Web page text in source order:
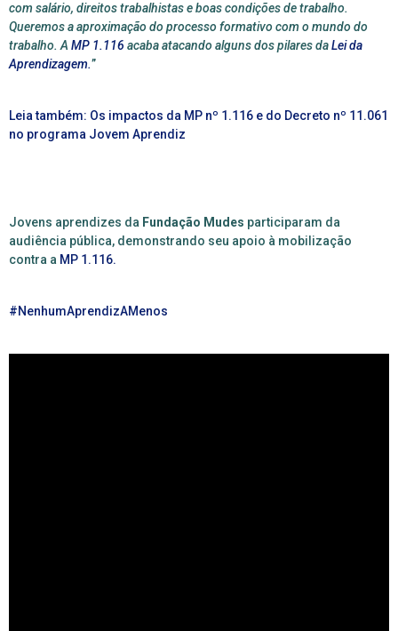
com salário, direitos trabalhistas e boas condições de trabalho.
Queremos a aproximação do processo formativo com o mundo do
trabalho. A MP 1.116 acaba atacando alguns dos pilares daLei da
Aprendizagem.”
Leia também: Os impactos da MP nº 1.116 e do Decreto nº 11.061
no programa Jovem Aprendiz
Jovens aprendizes da Fundação Mudes participaram da
audiência pública, demonstrando seu apoio à mobilização
contra a MP 1.116.
#NenhumAprendizAMenos